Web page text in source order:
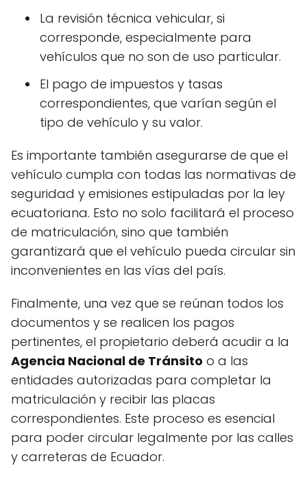
La revisión técnica vehicular, si
corresponde, especialmente para
vehículos que no son de uso particular.
El pago de impuestos y tasas
correspondientes, que varían según el
tipo de vehículo y su valor.
Es importante también asegurarse de que el
vehículo cumpla con todas las normativas de
seguridad y emisiones estipuladas por la ley
ecuatoriana. Esto no solo facilitará el proceso
de matriculación, sino que también
garantizará que el vehículo pueda circular sin
inconvenientes en las vías del país.
Finalmente, una vez que se reúnan todos los
documentos y se realicen los pagos
pertinentes, el propietario deberá acudir a la
Agencia Nacional de Tránsito o a las
entidades autorizadas para completar la
matriculación y recibir las placas
correspondientes. Este proceso es esencial
para poder circular legalmente por las calles
y carreteras de Ecuador.